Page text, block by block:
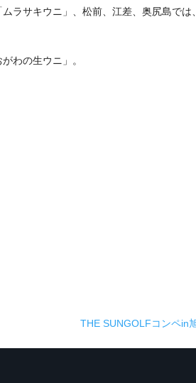
ラサキウニ」、松前、江差、奥尻島では
わの生ウニ」。
THE SUNGOLFコンペin